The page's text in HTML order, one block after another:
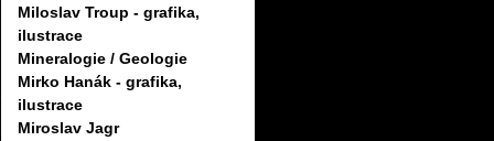
Miloslav Troup - grafika,
ilustrace
Mineralogie / Geologie
Mirko Hanák - grafika,
ilustrace
Miroslav Jagr